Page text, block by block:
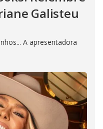
Galisteu
A apresentadora